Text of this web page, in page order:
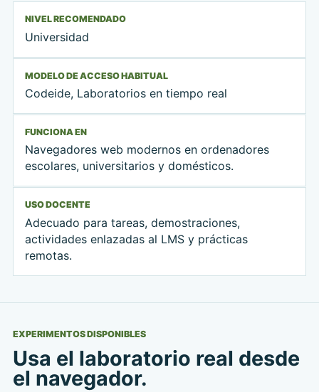
NIVEL RECOMENDADO
Universidad
MODELO DE ACCESO HABITUAL
Codeide, Laboratorios en tiempo real
FUNCIONA EN
Navegadores web modernos en ordenadores
escolares, universitarios y domésticos.
USO DOCENTE
Adecuado para tareas, demostraciones,
actividades enlazadas al LMS y prácticas
remotas.
EXPERIMENTOS DISPONIBLES
Usa el laboratorio real desde
el navegador.